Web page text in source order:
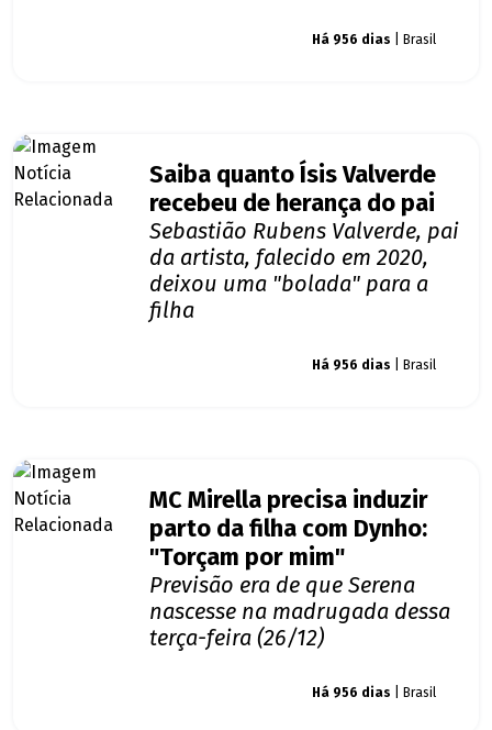
Há 956 dias | Brasil
Saiba quanto Ísis Valverde
recebeu de herança do pai
Sebastião Rubens Valverde, pai
da artista, falecido em 2020,
deixou uma "bolada" para a
filha
Há 956 dias | Brasil
MC Mirella precisa induzir
parto da filha com Dynho:
"Torçam por mim"
Previsão era de que Serena
nascesse na madrugada dessa
terça-feira (26/12)
Há 956 dias | Brasil